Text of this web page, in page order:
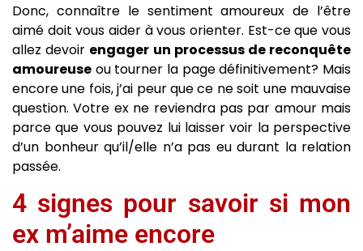
Donc, connaître le sentiment amoureux de l’être
aimé doit vous aider à vous orienter. Est-ce que vous
allez devoir engager un processus de reconquête
amoureuse ou tourner la page définitivement? Mais
encore une fois, j’ai peur que ce ne soit une mauvaise
question. Votre ex ne reviendra pas par amour mais
parce que vous pouvez lui laisser voir la perspective
d’un bonheur qu’il/elle n’a pas eu durant la relation
passée.
4 signes pour savoir si mon
ex m’aime encore